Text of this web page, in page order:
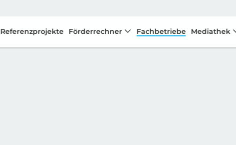
Referenzprojekte Förderrechner Fachbetriebe Mediathek